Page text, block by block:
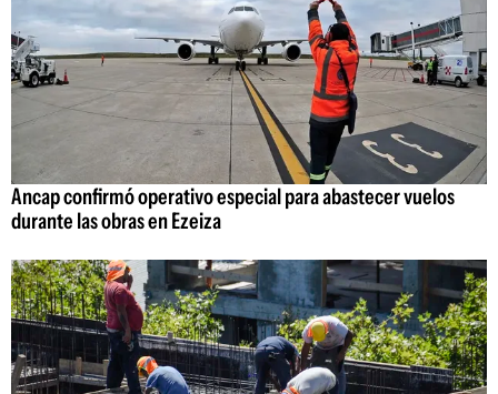
Ancap confirmó operativo especial para abastecer vuelos
durante las obras en Ezeiza